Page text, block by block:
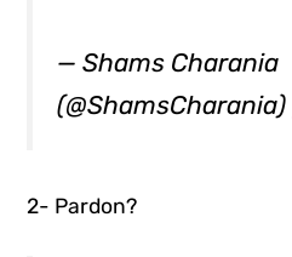
— Shams Charania
(@ShamsCharania)
2- Pardon?